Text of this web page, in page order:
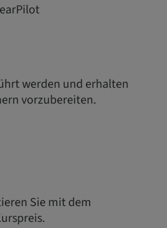
werden und erhalten
vorzubereiten.
Sie mit dem